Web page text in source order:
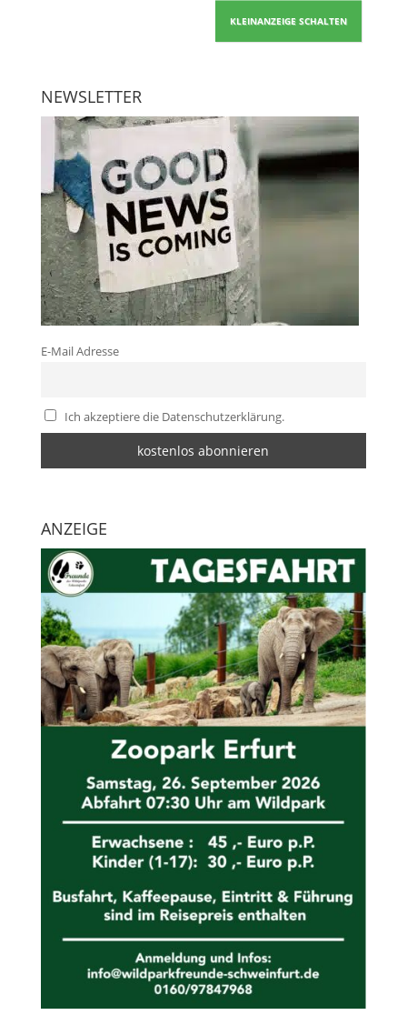
KLEINANZEIGE SCHALTEN
NEWSLETTER
E-Mail Adresse
Ich akzeptiere die Datenschutzerklärung.
ANZEIGE